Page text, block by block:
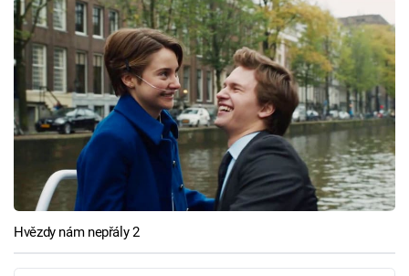
Hvězdy nám nepřály 2